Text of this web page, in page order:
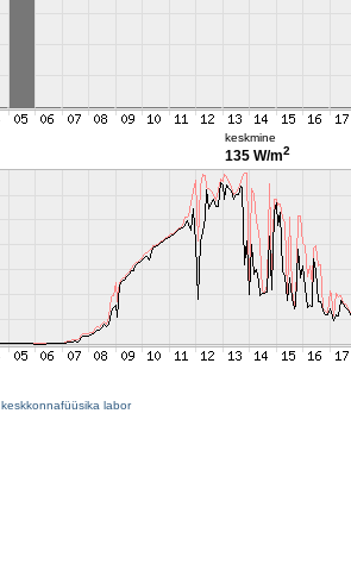
keskmine
135 W/m2
keskkonnafüüsika labor